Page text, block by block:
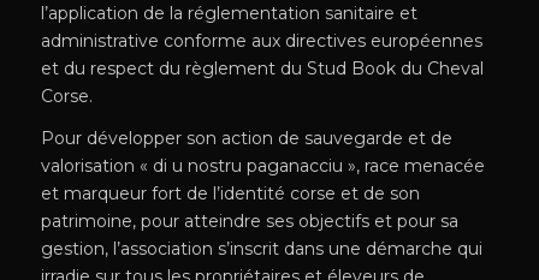
l’application de la réglementation sanitaire et
administrative conforme aux directives européennes
et du respect du règlement du Stud Book du Cheval
Corse.
Pour développer son action de sauvegarde et de
valorisation « di u nostru paganacciu », race menacée
et marqueur fort de l’identité corse et de son
patrimoine, pour atteindre ses objectifs et pour sa
gestion, l’association s’inscrit dans une démarche qui